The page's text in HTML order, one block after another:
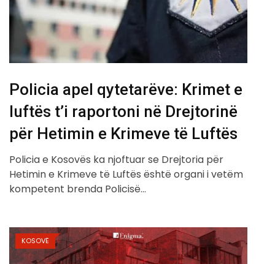
​Policia apel qytetarëve: Krimet e
luftës t’i raportoni në Drejtorinë
për Hetimin e Krimeve të Luftës
Policia e Kosovës ka njoftuar se Drejtoria për
Hetimin e Krimeve të Luftës është organi i vetëm
kompetent brenda Policisë…
KOSOVË